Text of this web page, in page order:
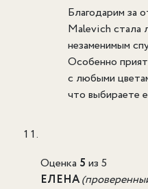
Благодарим за
Malevich стала
незаменимым
Особенно
с любыми
что выбираете
Оценка 5 из 5
ЕЛЕНА